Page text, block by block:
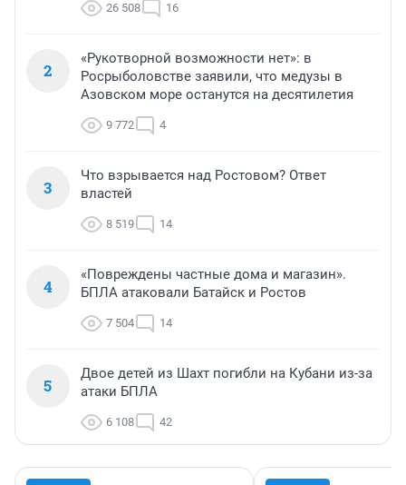
26 508 16
2
«Рукотворной возможности нет»: в
Росрыболовстве заявили, что медузы в
Азовском море останутся на десятилетия
9 772 4
3
Что взрывается над Ростовом? Ответ
властей
8 519 14
4
«Повреждены частные дома и магазин».
БПЛА атаковали Батайск и Ростов
7 504 14
5
Двое детей из Шахт погибли на Кубани из-за
атаки БПЛА
6 108 42